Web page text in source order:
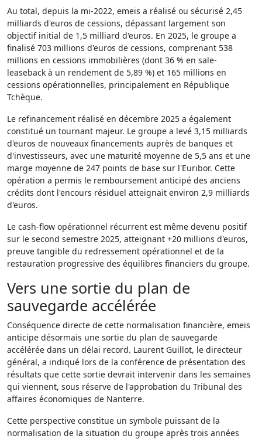
Au total, depuis la mi-2022, emeis a réalisé ou sécurisé 2,45
milliards d'euros de cessions, dépassant largement son
objectif initial de 1,5 milliard d'euros. En 2025, le groupe a
finalisé 703 millions d'euros de cessions, comprenant 538
millions en cessions immobilières (dont 36 % en sale-
leaseback à un rendement de 5,89 %) et 165 millions en
cessions opérationnelles, principalement en République
Tchèque.
Le refinancement réalisé en décembre 2025 a également
constitué un tournant majeur. Le groupe a levé 3,15 milliards
d'euros de nouveaux financements auprès de banques et
d'investisseurs, avec une maturité moyenne de 5,5 ans et une
marge moyenne de 247 points de base sur l'Euribor. Cette
opération a permis le remboursement anticipé des anciens
crédits dont l'encours résiduel atteignait environ 2,9 milliards
d'euros.
Le cash-flow opérationnel récurrent est même devenu positif
sur le second semestre 2025, atteignant +20 millions d'euros,
preuve tangible du redressement opérationnel et de la
restauration progressive des équilibres financiers du groupe.
Vers une sortie du plan de
sauvegarde accélérée
Conséquence directe de cette normalisation financière, emeis
anticipe désormais une sortie du plan de sauvegarde
accélérée dans un délai record. Laurent Guillot, le directeur
général, a indiqué lors de la conférence de présentation des
résultats que cette sortie devrait intervenir dans les semaines
qui viennent, sous réserve de l'approbation du Tribunal des
affaires économiques de Nanterre.
Cette perspective constitue un symbole puissant de la
normalisation de la situation du groupe après trois années